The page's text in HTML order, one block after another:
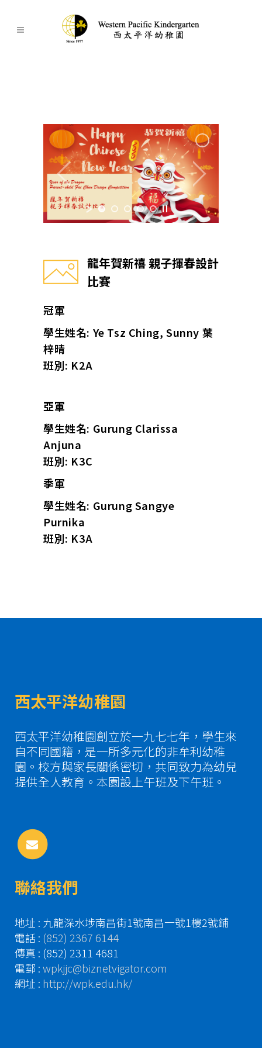
龍年賀新禧 親子揮春設計
比賽
冠軍
學生姓名: Ye Tsz Ching, Sunny 葉
梓晴
班別: K2A
亞軍
學生姓名: Gurung Clarissa
Anjuna
班別: K3C
季軍
學生姓名: Gurung Sangye
Purnika
班別: K3A
西太平洋幼稚園
西太平洋幼稚園創立於一九七七年，學生來
自不同國籍，是一所多元化的非牟利幼稚
園。校方與家長關係密切，共同致力為幼兒
提供全人教育。本園設上午班及下午班。
聯絡我們
地址 : 九龍深水埗南昌街1號南昌一號1樓2號鋪
電話 : (852) 2367 6144
傳真 : (852) 2311 4681
電郵 :wpkjjc@biznetvigator.com
網址 : http://wpk.edu.hk/